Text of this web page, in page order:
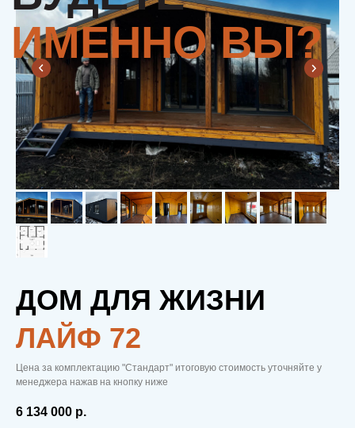
ДОМ ДЛЯ ЖИЗНИ
ЛАЙФ 72
Цена за комплектацию "Стандарт" итоговую стоимость уточняйте у
менеджера нажав на кнопку ниже
6 134 000‬ р.